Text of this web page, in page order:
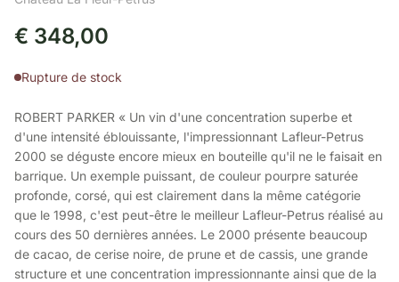
€ 348,00
Rupture de stock
ROBERT PARKER « Un vin d'une concentration superbe et
d'une intensité éblouissante, l'impressionnant Lafleur-Petrus
2000 se déguste encore mieux en bouteille qu'il ne le faisait en
barrique. Un exemple puissant, de couleur pourpre saturée
profonde, corsé, qui est clairement dans la même catégorie
que le 1998, c'est peut-être le meilleur Lafleur-Petrus réalisé au
cours des 50 dernières années. Le 2000 présente beaucoup
de cacao, de cerise noire, de prune et de cassis, une grande
structure et une concentration impressionnante ainsi que de la